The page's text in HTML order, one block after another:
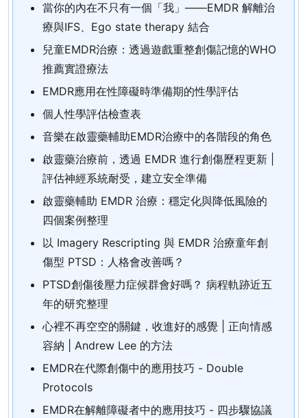
當你的內在不只有一個「我」——EMDR 解離治
療與IFS、Ego state therapy 結合
兒童EMDR治療：透過遊戲重整創傷記憶的WHO
推薦實證療法
EMDR應用在性障礙時準備期的性學評估
個人性學評估檢查表
音樂在啟靈藥輔助EMDR治療中的各階段的角色
啟靈藥治療前，透過 EMDR 進行創傷歷程更新 |
評估神經系統耐受，建立安全準備
啟靈藥輔助 EMDR 治療：穩定化與降低風險的
四個案例整理
以 Imagery Rescripting 與 EMDR 治療童年創
傷型 PTSD：人格會改善嗎？
PTSD創傷後壓力症候群會好嗎？ 病程軌跡近五
年的研究整理
心裡不再空空的關鍵，收進好的感覺 | 正向情感
容納 | Andrew Lee 的方法
EMDR在代際創傷中的應用技巧 - Double
Protocols
EMDR在解離障礙者中的應用技巧 - 四步驟協議